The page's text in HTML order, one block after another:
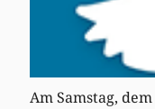
Am Samstag,